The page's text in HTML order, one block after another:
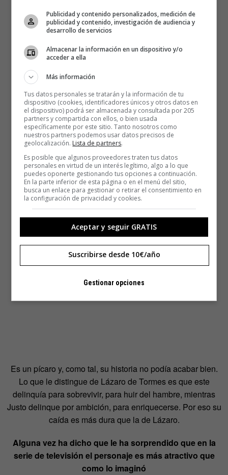
utiliza a él para sus fines abyectos.
Es un pícaro y, como tal, su historia no podía acabar bien.
Lo que le distingue de Lázaro de Tormes es que este
delinquía para sobrevivir, para huir del hambre, mientras
Justo delinque por ambición, para enriquecerse. Por eso su
caída es más dura que la de Lázaro.
Alguna vez ha dicho que le ha sorprendido que en la
serie de televisión el personaje es más atractivo que
como lo imaginó
Publicidad y contenido personalizados, medición de
publicidad y contenido, investigación de audiencia y
desarrollo de servicios
Almacenar la información en un dispositivo y/o
acceder a ella
Más información
Tus datos personales se tratarán y la información de tu
dispositivo (cookies, identificadores únicos y otros datos en
el dispositivo) podrá ser almacenada y consultada por 205
partners y compartida con ellos, o bien usada
específicamente por este sitio. Tanto nosotros como
nuestros partners podemos usar datos precisos de
geolocalización. Lista de partners.
Es posible que algunos proveedores traten tus datos
personales en virtud de un interés legítimo, algo a lo que
puedes oponerte gestionando tus opciones a continuación.
En la parte inferior de esta página o en el menú del sitio,
busca un enlace para gestionar o retirar el consentimiento en
la configuración de privacidad y cookies.
Aceptar y seguir GRATIS
Suscribirse desde 10€/año
Gestionar opciones